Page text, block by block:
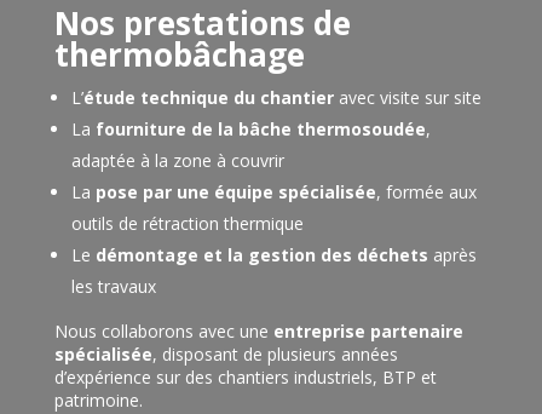
Nos prestations de
thermobâchage
L’étude technique du chantieravec visite sur site
La fourniture de la bâche thermosoudée,
adaptée à la zone à couvrir
La pose par une équipe spécialisée, formée aux
outils de rétraction thermique
Le démontage et la gestion des déchets après
les travaux
Nous collaborons avec une entreprise partenaire
spécialisée, disposant de plusieurs années
d’expérience sur des chantiers industriels, BTP et
patrimoine.